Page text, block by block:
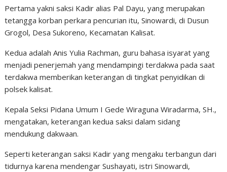
Pertama yakni saksi Kadir alias Pal Dayu, yang merupakan
tetangga korban perkara pencurian itu, Sinowardi, di Dusun
Grogol, Desa Sukoreno, Kecamatan Kalisat.
Kedua adalah Anis Yulia Rachman, guru bahasa isyarat yang
menjadi penerjemah yang mendampingi terdakwa pada saat
terdakwa memberikan keterangan di tingkat penyidikan di
polsek kalisat.
Kepala Seksi Pidana Umum I Gede Wiraguna Wiradarma, SH.,
mengatakan, keterangan kedua saksi dalam sidang
mendukung dakwaan.
Seperti keterangan saksi Kadir yang mengaku terbangun dari
tidurnya karena mendengar Sushayati, istri Sinowardi,